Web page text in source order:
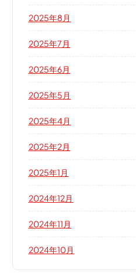
2025年8月
2025年7月
2025年6月
2025年5月
2025年4月
2025年2月
2025年1月
2024年12月
2024年11月
2024年10月